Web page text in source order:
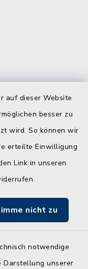
auf dieser Website
besser zu
wird. So können wir
erteilte Einwilligung
Link in unseren
nicht zu
notwendige
Darstellung unserer
und